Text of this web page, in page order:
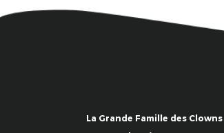
La Grande Famille des